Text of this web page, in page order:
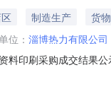
制造生产
货物
位： 淄博热力有限公司
料印刷采购成交结果
启迅印务有限公司淄